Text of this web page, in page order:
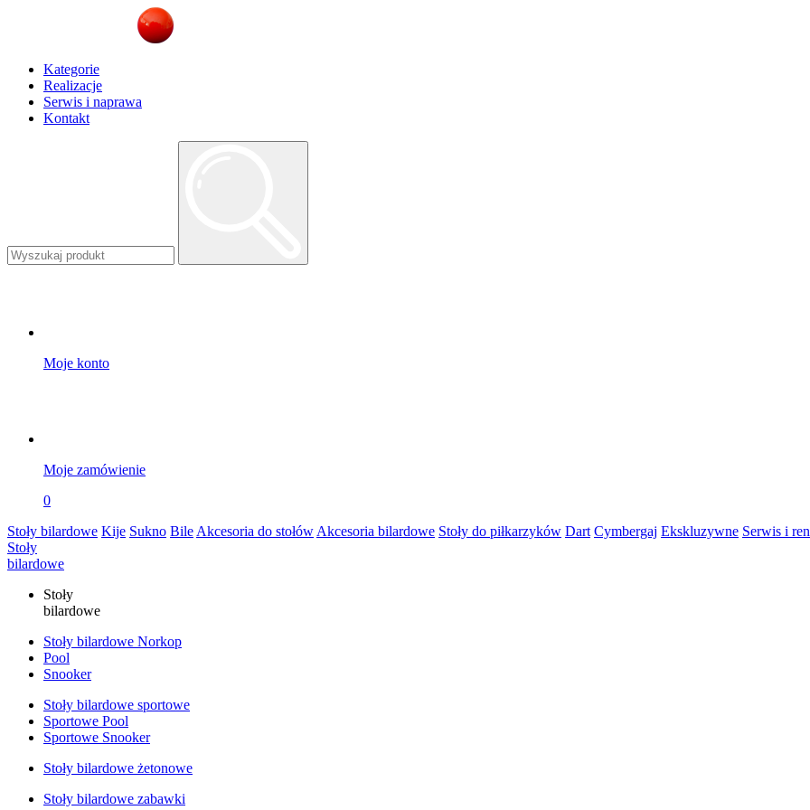
Kategorie
Realizacje
Serwis i naprawa
Kontakt
Moje konto
Moje zamówienie
0
Stoły bilardowe Kije Sukno Bile Akcesoria do stołów Akcesoria bilardowe Stoły do piłkarzyków Dart Cymbergaj Ekskluzywne Serwis i
Stoły
bilardowe
Stoły
bilardowe
Stoły bilardowe Norkop
Pool
Snooker
Stoły bilardowe sportowe
Sportowe Pool
Sportowe Snooker
Stoły bilardowe żetonowe
Stoły bilardowe zabawki